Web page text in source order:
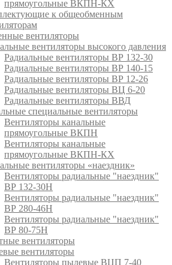
прямоугольные ВКПН-КХ
к общеобменным
вентиляторы
вентиляторы высокого давления
Радиальные вентиляторы ВР 132-30
Радиальные вентиляторы ВР 140-15
Радиальные вентиляторы ВР 12-26
Радиальные вентиляторы ВЦ 6-20
Радиальные вентиляторы ВВД
специальные вентиляторы
Вентиляторы канальные
прямоугольные ВКПН
Вентиляторы канальные
прямоугольные ВКПН-КХ
вентиляторы «наездник»
Вентиляторы радиальные "наездник"
ВР 132-30Н
Вентиляторы радиальные "наездник"
ВР 280-46Н
Вентиляторы радиальные "наездник"
ВР 80-75Н
вентиляторы
вентиляторы
Вентиляторы пылевые ВЦП 7-40